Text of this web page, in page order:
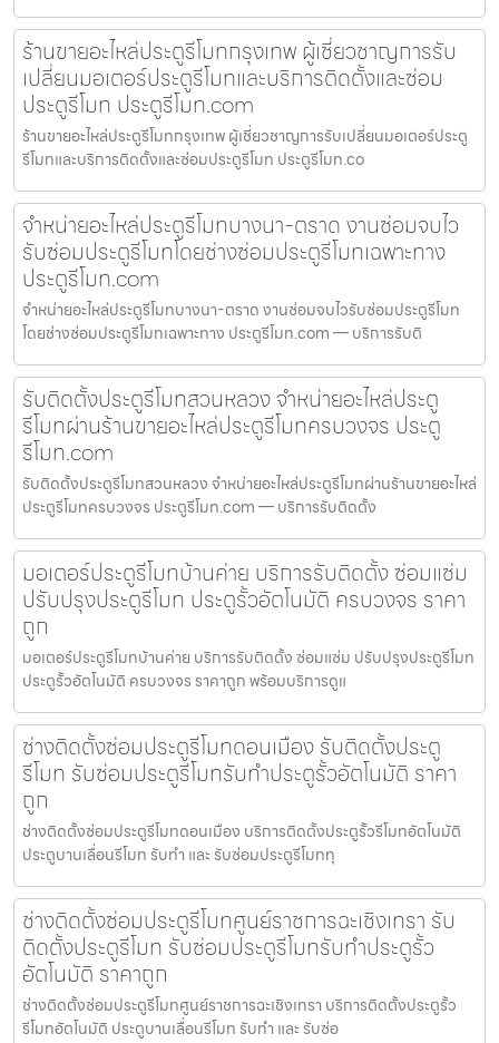
ร้านขายอะไหล่ประตูรีโมทกรุงเทพ ผู้เชี่ยวชาญการรับ
เปลี่ยนมอเตอร์ประตูรีโมทและบริการติดตั้งและซ่อม
ประตูรีโมท ประตูรีโมท.com
ร้านขายอะไหล่ประตูรีโมทกรุงเทพ ผู้เชี่ยวชาญการรับเปลี่ยนมอเตอร์ประตู
รีโมทและบริการติดตั้งและซ่อมประตูรีโมท ประตูรีโมท.co
จำหน่ายอะไหล่ประตูรีโมทบางนา-ตราด งานซ่อมจบไว
รับซ่อมประตูรีโมทโดยช่างซ่อมประตูรีโมทเฉพาะทาง
ประตูรีโมท.com
จำหน่ายอะไหล่ประตูรีโมทบางนา-ตราด งานซ่อมจบไวรับซ่อมประตูรีโมท
โดยช่างซ่อมประตูรีโมทเฉพาะทาง ประตูรีโมท.com — บริการรับติ
รับติดตั้งประตูรีโมทสวนหลวง จำหน่ายอะไหล่ประตู
รีโมทผ่านร้านขายอะไหล่ประตูรีโมทครบวงจร ประตู
รีโมท.com
รับติดตั้งประตูรีโมทสวนหลวง จำหน่ายอะไหล่ประตูรีโมทผ่านร้านขายอะไหล่
ประตูรีโมทครบวงจร ประตูรีโมท.com — บริการรับติดตั้ง
มอเตอร์ประตูรีโมทบ้านค่าย บริการรับติดตั้ง ซ่อมแซ่ม
ปรับปรุงประตูรีโมท ประตูรั้วอัตโนมัติ ครบวงจร ราคา
ถูก
มอเตอร์ประตูรีโมทบ้านค่าย บริการรับติดตั้ง ซ่อมแซ่ม ปรับปรุงประตูรีโมท
ประตูรั้วอัตโนมัติ ครบวงจร ราคาถูก พร้อมบริการดูแ
ช่างติดตั้งซ่อมประตูรีโมทดอนเมือง รับติดตั้งประตู
รีโมท รับซ่อมประตูรีโมทรับทำประตูรั้วอัตโนมัติ ราคา
ถูก
ช่างติดตั้งซ่อมประตูรีโมทดอนเมือง บริการติดตั้งประตูรั้วรีโมทอัตโนมัติ
ประตูบานเลื่อนรีโมท รับทำ และ รับซ่อมประตูรีโมททุ
ช่างติดตั้งซ่อมประตูรีโมทศูนย์ราชการฉะเชิงเทรา รับ
ติดตั้งประตูรีโมท รับซ่อมประตูรีโมทรับทำประตูรั้ว
อัตโนมัติ ราคาถูก
ช่างติดตั้งซ่อมประตูรีโมทศูนย์ราชการฉะเชิงเทรา บริการติดตั้งประตูรั้ว
รีโมทอัตโนมัติ ประตูบานเลื่อนรีโมท รับทำ และ รับซ่อ